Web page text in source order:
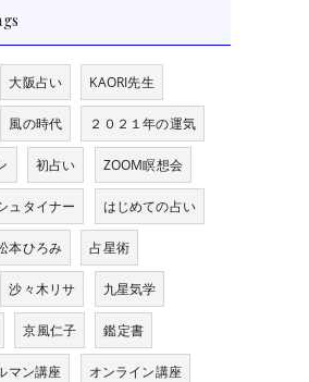
大阪占い KAORI先生
風の時代 ２０２１年の運気
初占い ZOOM瞑想会
ュタイナー はじめての占い
本ひろみ 占星術
沙々木リサ 九星気学
京風仁子 鑑定書
マン講座 オンライン講座